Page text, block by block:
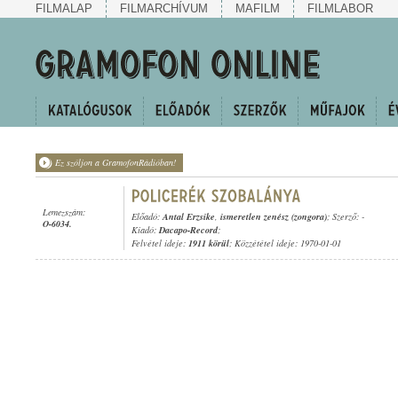
FILMALAP FILMARCHÍVUM MAFILM FILMLABOR
Ez szóljon a GramofonRádióban!
Lemezszám:
O-6034.
Előadó:Antal Erzsike, ismeretlen zenész (zongora); Szerző: -
Kiadó:Dacapo-Record;
Felvétel ideje: 1911 körül; Közzététel ideje: 1970-01-01